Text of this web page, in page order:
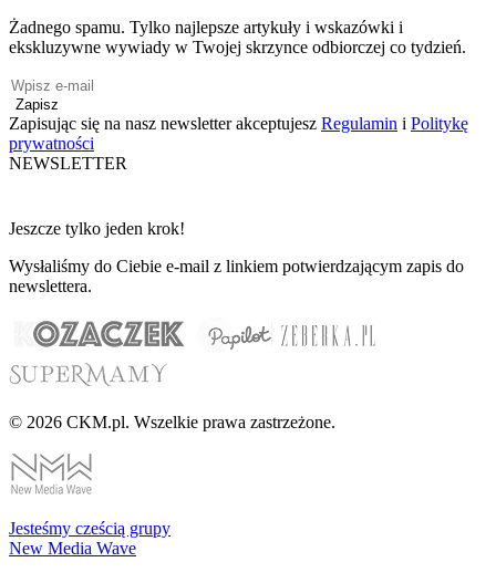
Żadnego spamu. Tylko najlepsze artykuły i wskazówki i
ekskluzywne wywiady w Twojej skrzynce odbiorczej co tydzień.
Zapisz
Zapisując się na nasz newsletter akceptujesz Regulamin i Politykę
prywatności
NEWSLETTER
Jeszcze tylko jeden krok!
Wysłaliśmy do Ciebie e-mail z linkiem potwierdzającym zapis do
newslettera.
© 2026 CKM.pl. Wszelkie prawa zastrzeżone.
Jesteśmy cześcią grupy
New Media Wave